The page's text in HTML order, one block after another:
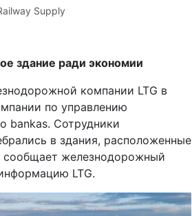
Supply
здание ради экономии
компании LTG в
по управлению
bankas. Сотрудники
в здания, расположенные
сообщает железнодорожный
LTG.